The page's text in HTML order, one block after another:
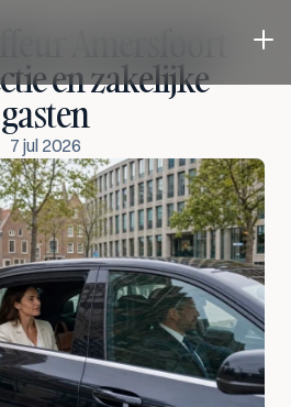
Select Language
NL
Amersfoort
en zakelijke
gasten
7 jul 2026